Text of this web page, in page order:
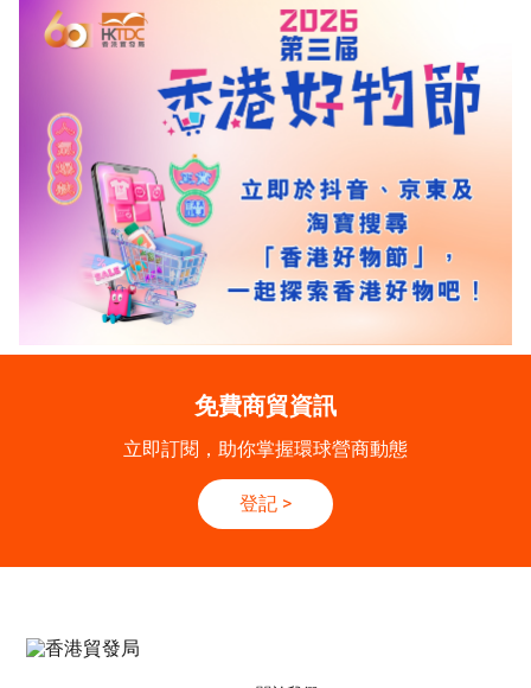
免費商貿資訊
立即訂閱，助你掌握環球營商動態
登記 >